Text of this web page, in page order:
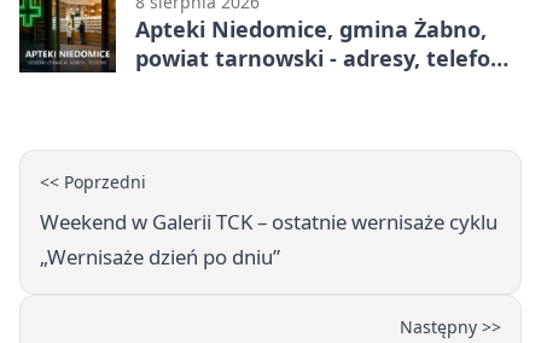
Apteki Niedomice, gmina Żabno,
powiat tarnowski - adresy, telefony,
<< Poprzedni
Weekend w Galerii TCK – ostatnie wernisaże cyklu
„Wernisaże dzień po dniu”
Następny >>